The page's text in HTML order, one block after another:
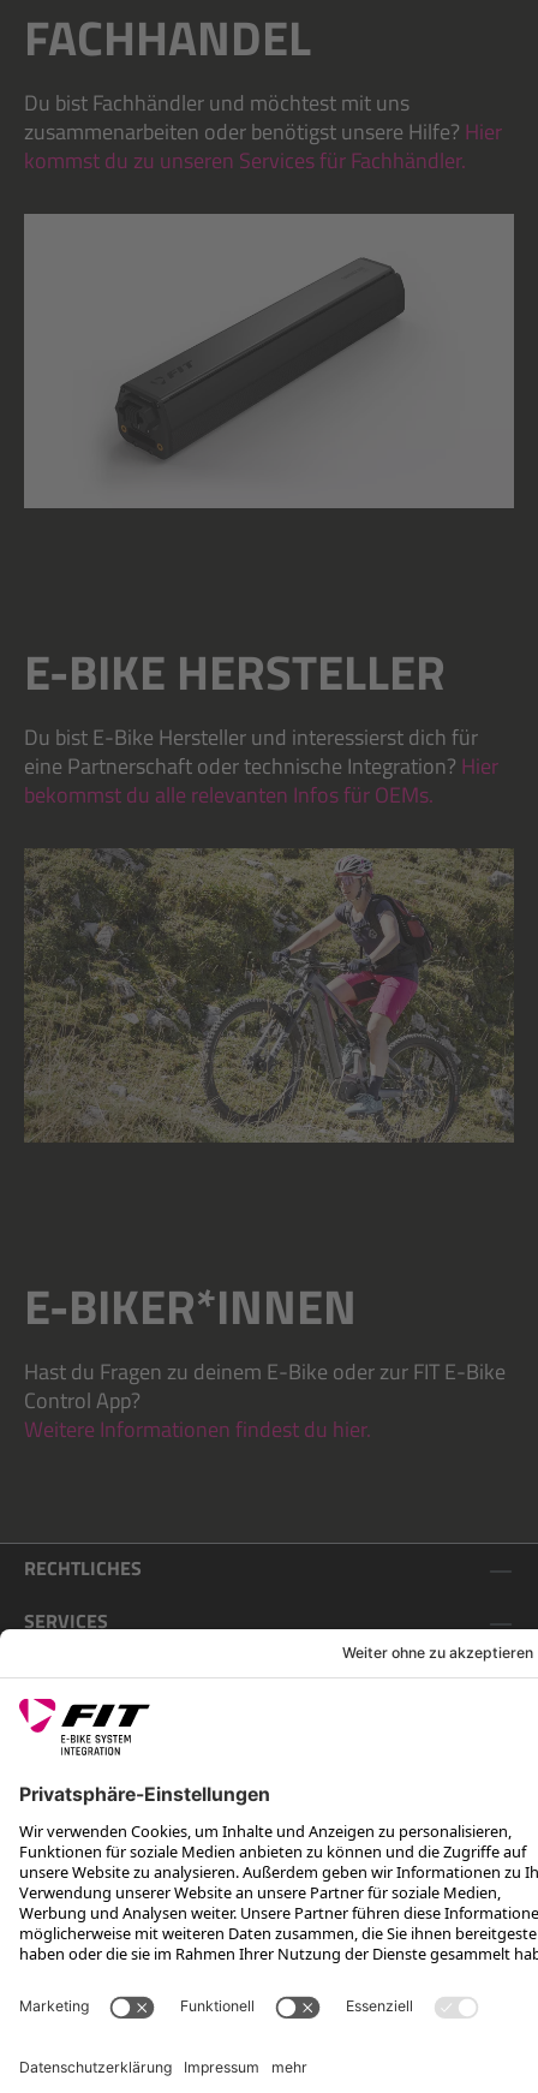
FACHHANDEL
Du bist Fachhändler und möchtest mit uns
zusammenarbeiten oder benötigst unsere Hilfe? Hier
kommst du zu unseren Services für Fachhändler.
E-BIKE HERSTELLER
Du bist E-Bike Hersteller und interessierst dich für
eine Partnerschaft oder technische Integration? Hier
bekommst du alle relevanten Infos für OEMs.
E-BIKER*INNEN
Hast du Fragen zu deinem E-Bike oder zur FIT E-Bike
Control App?
Weitere Informationen findest du hier.
RECHTLICHES
SERVICES
FOLGE UNS AUF
*Unverbindliche Preisempfehlung inkl. MwSt. zzgl. Versandkosten